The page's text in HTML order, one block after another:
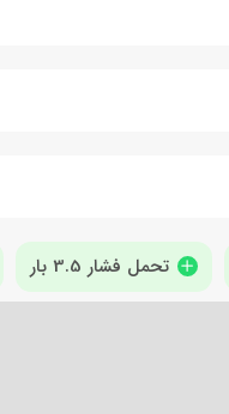
تحمل فشار 3.5 بار